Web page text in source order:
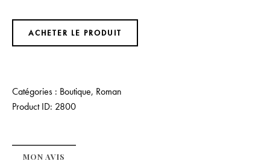
ACHETER LE PRODUIT
Catégories : Boutique, Roman
Product ID: 2800
MON AVIS